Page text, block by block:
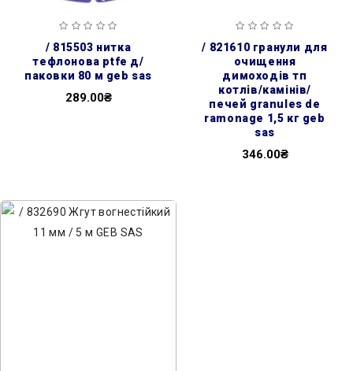
/ 815503 нитка
тефлонова ptfe д/
паковки 80 м geb sas
289.00₴
/ 821610 гранули для
очищення
димоходів тп
котлів/камінів/
печей granules de
ramonage 1,5 кг geb
sas
346.00₴